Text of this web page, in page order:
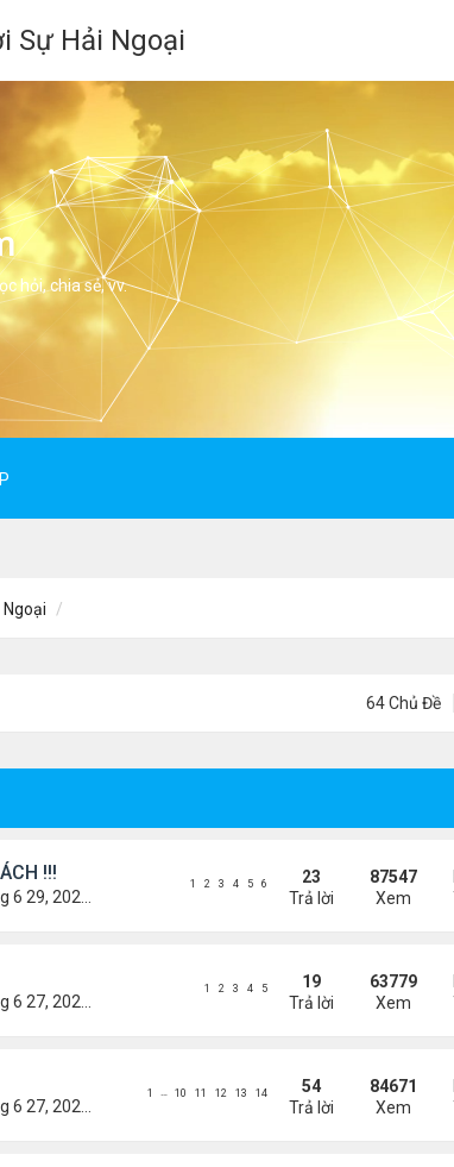
Sự Hải Ngoại
hỏi, chia sẻ, vv.
64 Chủ Đề
!!!
2024 5:28 pm
23
Trả lời
87547
Xem
1 2 3 4 5 6
2024 9:56 am
19
Trả lời
63779
Xem
1 2 3 4 5
2024 3:38 pm
54
Trả lời
84671
Xem
1 … 10 11 12 13 14